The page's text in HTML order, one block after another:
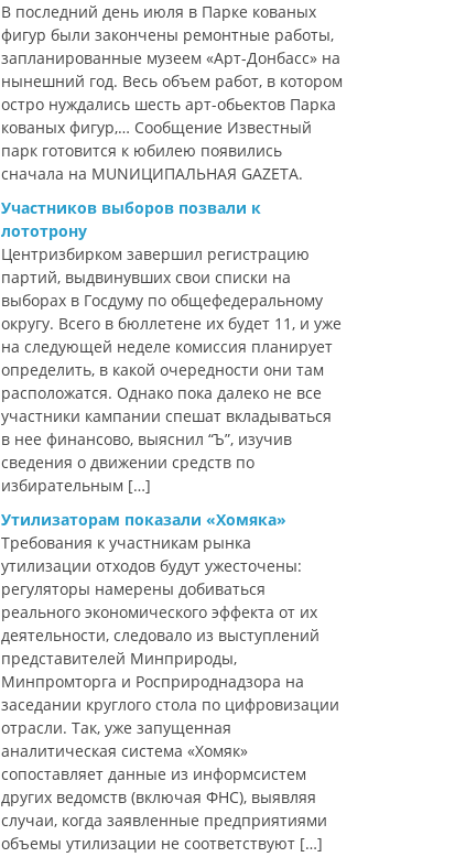
В последний день июля в Парке кованых
фигур были закончены ремонтные работы,
запланированные музеем «Арт-Донбасс» на
нынешний год. Весь объем работ, в котором
остро нуждались шесть арт-обьектов Парка
кованых фигур,… Сообщение Известный
парк готовится к юбилею появились
сначала на MUNИЦИПАЛЬНАЯ GAZЕТА.
Участников выборов позвали к
лототрону
Центризбирком завершил регистрацию
партий, выдвинувших свои списки на
выборах в Госдуму по общефедеральному
округу. Всего в бюллетене их будет 11, и уже
на следующей неделе комиссия планирует
определить, в какой очередности они там
расположатся. Однако пока далеко не все
участники кампании спешат вкладываться
в нее финансово, выяснил “Ъ”, изучив
сведения о движении средств по
избирательным […]
Утилизаторам показали «Хомяка»
Требования к участникам рынка
утилизации отходов будут ужесточены:
регуляторы намерены добиваться
реального экономического эффекта от их
деятельности, следовало из выступлений
представителей Минприроды,
Минпромторга и Росприроднадзора на
заседании круглого стола по цифровизации
отрасли. Так, уже запущенная
аналитическая система «Хомяк»
сопоставляет данные из информсистем
других ведомств (включая ФНС), выявляя
случаи, когда заявленные предприятиями
объемы утилизации не соответствуют […]